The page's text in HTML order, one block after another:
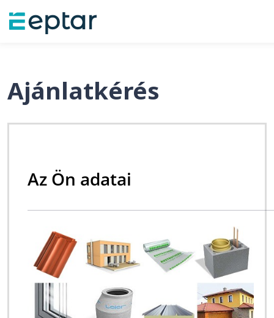
Ajánlatkérés
Az Ön adatai